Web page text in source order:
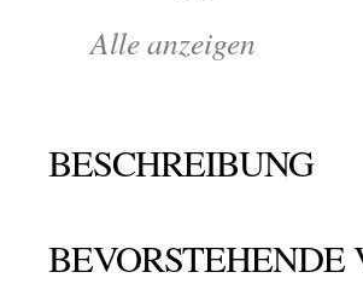
Alle anzeigen
BESCHREIBUNG